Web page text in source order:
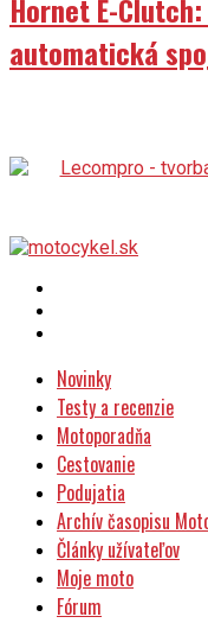
Hornet E-
automatická
Novinky
Testy a recenzie
Motoporadňa
Cestovanie
Podujatia
Archív časopisu
Články užívateľov
Moje moto
Fórum